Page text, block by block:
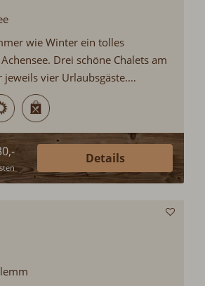
wie Winter ein tolles
Drei schöne Chalets am
vier Urlaubsgäste.
und Schwedenofen...
Details